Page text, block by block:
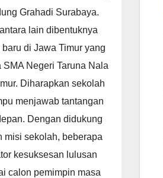
Grahadi Surabaya.
lain dibentuknya
di Jawa Timur yang
SMA Negeri Taruna Nala
Diharapkan sekolah
menjawab tantangan
Dengan didukung
misi sekolah, beberapa
kesuksesan lulusan
calon pemimpin masa